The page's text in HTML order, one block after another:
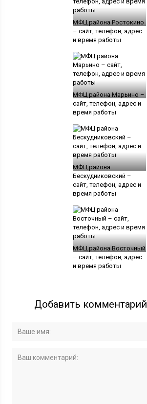
МФЦ района Ростокино
– сайт, телефон, адрес
и время работы
МФЦ района Марьино –
сайт, телефон, адрес и
время работы
МФЦ района
Бескудниковский –
сайт, телефон, адрес и
время работы
МФЦ района Восточный
– сайт, телефон, адрес
и время работы
Добавить комментарий